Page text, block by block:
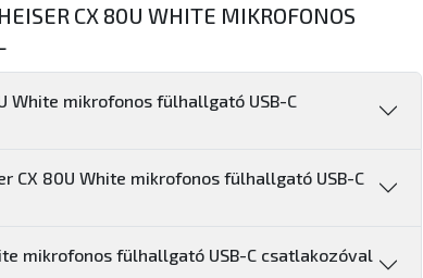
CX 80U WHITE MIKROFONOS
White mikrofonos fülhallgató USB-C
CX 80U White mikrofonos fülhallgató USB-C
mikrofonos fülhallgató USB-C csatlakozóval